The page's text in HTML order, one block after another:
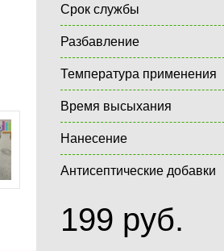
Срок службы
Разбавление
Температура применения
Время высыхания
Нанесение
Антисептические добавки
199 руб.